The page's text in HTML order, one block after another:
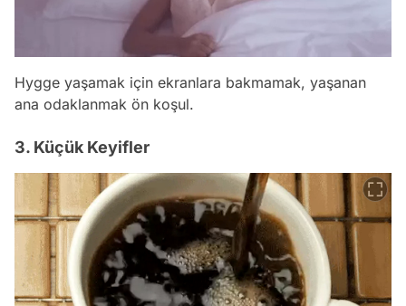
Hygge yaşamak için ekranlara bakmamak, yaşanan
ana odaklanmak ön koşul.
3. Küçük Keyifler